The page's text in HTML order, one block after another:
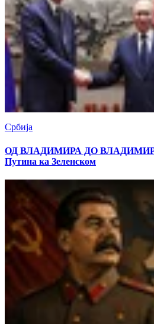
Србија
ОД ВЛАДИМИРА ДО ВЛАДИМИРА:
Путина ка Зеленском